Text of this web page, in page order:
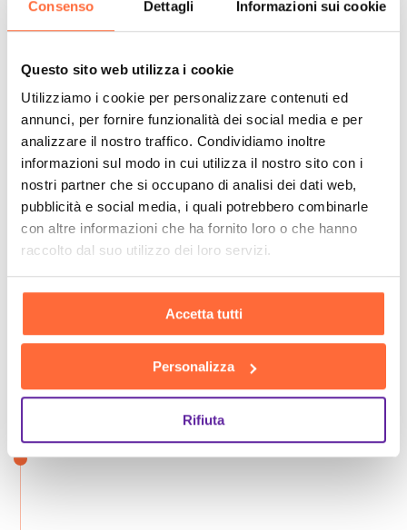
Consenso Dettagli Informazioni sui cookie
Questo sito web utilizza i cookie
Utilizziamo i cookie per personalizzare contenuti ed
annunci, per fornire funzionalità dei social media e per
analizzare il nostro traffico. Condividiamo inoltre
informazioni sul modo in cui utilizza il nostro sito con i
nostri partner che si occupano di analisi dei dati web,
pubblicità e social media, i quali potrebbero combinarle
con altre informazioni che ha fornito loro o che hanno
raccolto dal suo utilizzo dei loro servizi.
Accetta tutti
Personalizza
Rifiuta